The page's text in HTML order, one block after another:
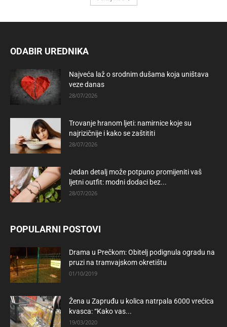
ODABIR UREDNIKA
Najveća laž o srodnim dušama koja uništava
veze danas
28/07/2026
Trovanje hranom ljeti: namirnice koje su
najrizičnije i kako se zaštititi
28/07/2026
Jedan detalj može potpuno promijeniti vaš
ljetni outfit: modni dodaci bez...
28/07/2026
POPULARNI POSTOVI
Drama u Prečkom: Obitelj podignula ogradu na
pruzi na tramvajskom okretištu
01/10/2019
Žena u Zapruđu u kolica natrpala 6000 vrećica
kvasca: “Kako vas...
19/03/2020